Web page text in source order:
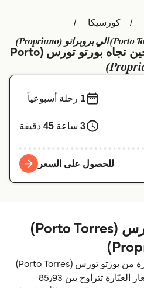
Polska
Schweiz (DE)
Україна
Maroc (FR)
كورسيكا
مُشغلي العبارات الرائجين تجاه بورتو تورس (Porto
1 رحلة أسبوعياً
3 ساعة 45 دقيقة
للحصول على السعر
العبّارة من بورتو تورس (Porto Torres)
Corsica Ferries يشغّل العبّارة من بورتو تورس (Porto Torres)
إلى بروبرانو (Propriano). أسعار العبّارة تتراوح بين 85٫93